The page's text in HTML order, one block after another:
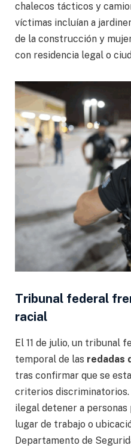
chalecos tácticos y
víctimas incluían a
de la construcción y
con residencia legal o
Tribunal federal
racial
El 11 de julio, un tribunal
temporal de las redadas
tras confirmar que se
criterios
ilegal detener a personas
lugar de trabajo o
Departamento de